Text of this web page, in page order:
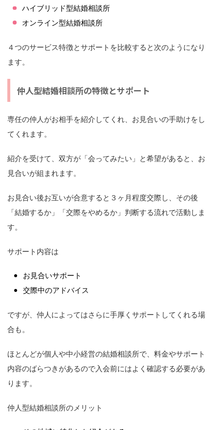
ハイブリッド型結婚相談所
オンライン型結婚相談所
４つのサービス特徴とサポートを比較すると次のようになり
ます。
仲人型結婚相談所の特徴とサポート
専任の仲人がお相手を紹介してくれ、お見合いの手助けをし
てくれます。
紹介を受けて、双方が「会ってみたい」と希望があると、お
見合いが組まれます。
お見合い後お互いが合意すると３ヶ月程度交際し、その後
「結婚するか」「交際をやめるか」判断する流れで活動しま
す。
サポート内容は
お見合いサポート
交際中のアドバイス
ですが、仲人によってはさらに手厚くサポートしてくれる場
合も。
ほとんどが個人や中小経営の結婚相談所で、料金やサポート
内容のばらつきがあるので入会前にはよく確認する必要があ
ります。
仲人型結婚相談所のメリット